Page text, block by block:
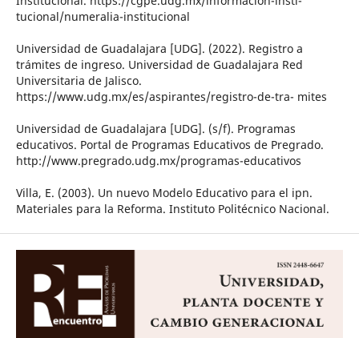
tucional/numeralia-institucional
Universidad de Guadalajara [UDG]. (2022). Registro a
trámites de ingreso. Universidad de Guadalajara Red
Universitaria de Jalisco.
https://www.udg.mx/es/aspirantes/registro-de-tra- mites
Universidad de Guadalajara [UDG]. (s/f). Programas
educativos. Portal de Programas Educativos de Pregrado.
http://www.pregrado.udg.mx/programas-educativos
Villa, E. (2003). Un nuevo Modelo Educativo para el ipn.
Materiales para la Reforma. Instituto Politécnico Nacional.